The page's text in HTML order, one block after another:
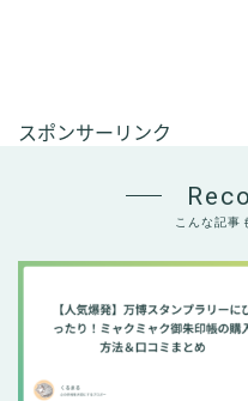
スポンサーリンク
こんな記事